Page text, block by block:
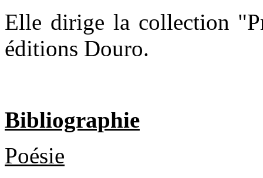
Elle dirige la collection
éditions Douro.
Bibliographie
Poésie